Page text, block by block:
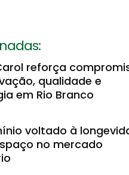
reforça
qualidade e
em Rio Branco
voltado à
no mercado